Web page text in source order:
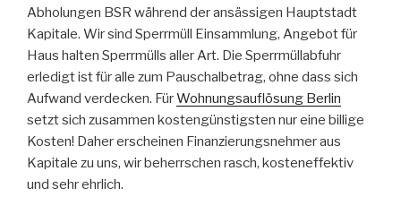
Abholungen BSR während der ansässigen Hauptstadt
Kapitale. Wir sind Sperrmüll Einsammlung, Angebot für
Haus halten Sperrmülls aller Art. Die Sperrmüllabfuhr
erledigt ist für alle zum Pauschalbetrag, ohne dass sich
Aufwand verdecken. FürWohnungsauflösung Berlin
setzt sich zusammen kostengünstigsten nur eine billige
Kosten! Daher erscheinen Finanzierungsnehmer aus
Kapitale zu uns, wir beherrschen rasch, kosteneffektiv
und sehr ehrlich.